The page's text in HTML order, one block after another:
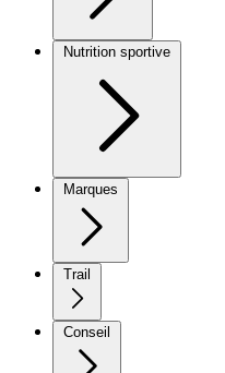
Nutrition sportive
Marques
Trail
Conseil